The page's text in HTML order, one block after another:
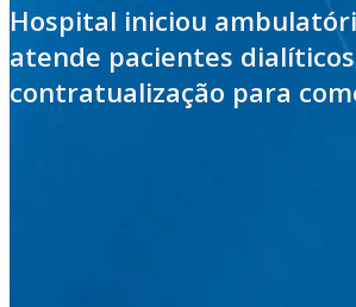
Hospital iniciou
atende pacientes
contratualização para